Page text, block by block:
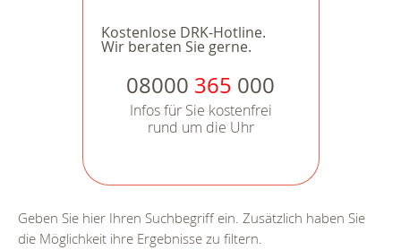
Kostenlose DRK-Hotline.
Wir beraten Sie gerne.
08000 365 000
Infos für Sie kostenfrei
rund um die Uhr
Geben Sie hier Ihren Suchbegriff ein. Zusätzlich haben Sie
die Möglichkeit ihre Ergebnisse zu filtern.